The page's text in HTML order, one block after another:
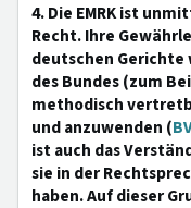
4. Die EMRK ist
Recht. Ihre
deutschen Gerichte
des Bundes (zum
methodisch
und anzuwenden (
ist auch das
sie in der
haben. Auf dieser